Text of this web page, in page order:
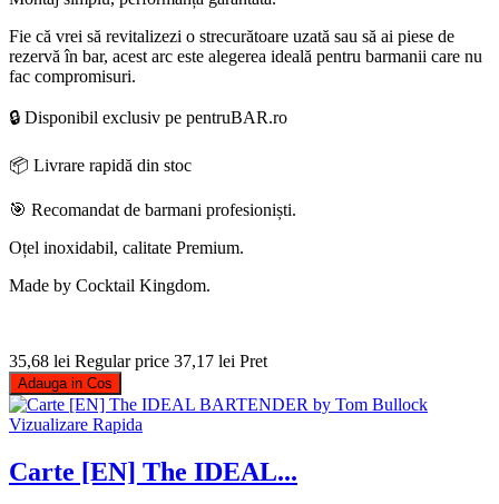
Fie că vrei să revitalizezi o strecurătoare uzată sau să ai piese de
rezervă în bar, acest arc este alegerea ideală pentru barmanii care nu
fac compromisuri.
🔒 Disponibil exclusiv pe pentruBAR.ro
📦 Livrare rapidă din stoc
🎯 Recomandat de barmani profesioniști.
Oțel inoxidabil, calitate Premium.
Made by Cocktail Kingdom.
35,68 lei Regular price 37,17 lei Pret
Adauga in Cos
Vizualizare Rapida
Carte [EN] The IDEAL...